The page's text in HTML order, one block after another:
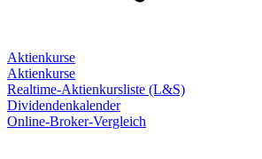
Aktienkurse
Aktienkurse
Realtime-Aktienkursliste (L&S)
Dividendenkalender
Online-Broker-Vergleich